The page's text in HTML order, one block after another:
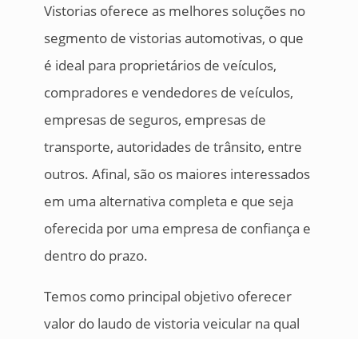
Vistorias oferece as melhores soluções no
segmento de vistorias automotivas, o que
é ideal para proprietários de veículos,
compradores e vendedores de veículos,
empresas de seguros, empresas de
transporte, autoridades de trânsito, entre
outros. Afinal, são os maiores interessados
em uma alternativa completa e que seja
oferecida por uma empresa de confiança e
dentro do prazo.
Temos como principal objetivo oferecer
valor do laudo de vistoria veicular na qual